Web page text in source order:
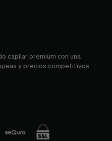
capilar premium con una
y precios competitivos